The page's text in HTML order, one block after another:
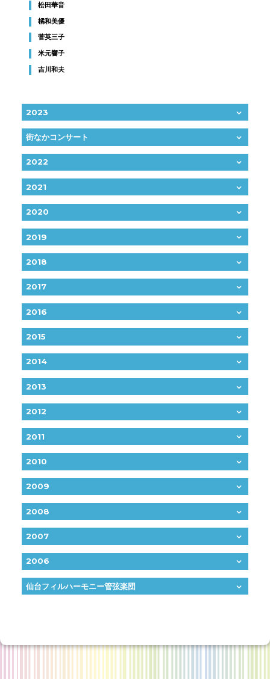
松田華音
橘和美優
菅英三子
米元響子
吉川和夫
2023
街なかコンサート
2022
2021
2020
2019
2018
2017
2016
2015
2014
2013
2012
2011
2010
2009
2008
2007
2006
仙台フィルハーモニー管弦楽団